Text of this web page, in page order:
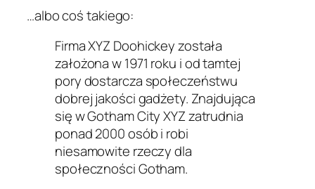
…albo coś takiego:
Firma XYZ Doohickey została
założona w 1971 roku i od tamtej
pory dostarcza społeczeństwu
dobrej jakości gadżety. Znajdująca
się w Gotham City XYZ zatrudnia
ponad 2000 osób i robi
niesamowite rzeczy dla
społeczności Gotham.